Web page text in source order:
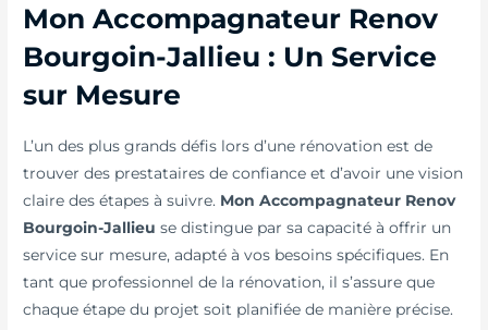
Mon Accompagnateur Renov
Bourgoin-Jallieu : Un Service
sur Mesure
L’un des plus grands défis lors d’une rénovation est de
trouver des prestataires de confiance et d’avoir une vision
claire des étapes à suivre. Mon Accompagnateur Renov
Bourgoin-Jallieu se distingue par sa capacité à offrir un
service sur mesure, adapté à vos besoins spécifiques. En
tant que professionnel de la rénovation, il s’assure que
chaque étape du projet soit planifiée de manière précise.